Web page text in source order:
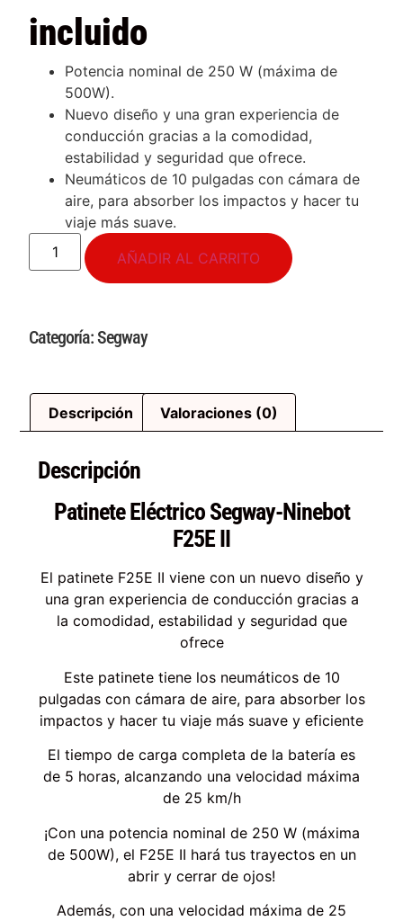
incluido
Potencia nominal de 250 W (máxima de
500W).
Nuevo diseño y una gran experiencia de
conducción gracias a la comodidad,
estabilidad y seguridad que ofrece.
Neumáticos de 10 pulgadas con cámara de
aire, para absorber los impactos y hacer tu
viaje más suave.
AÑADIR AL CARRITO
Categoría:Segway
Descripción Valoraciones (0)
Descripción
Patinete Eléctrico Segway-Ninebot
F25E II
El patinete F25E II viene con un nuevo diseño y
una gran experiencia de conducción gracias a
la comodidad, estabilidad y seguridad que
ofrece
Este patinete tiene los neumáticos de 10
pulgadas con cámara de aire, para absorber los
impactos y hacer tu viaje más suave y eficiente
El tiempo de carga completa de la batería es
de 5 horas, alcanzando una velocidad máxima
de 25 km/h
¡Con una potencia nominal de 250 W (máxima
de 500W), el F25E II hará tus trayectos en un
abrir y cerrar de ojos!
Además, con una velocidad máxima de 25